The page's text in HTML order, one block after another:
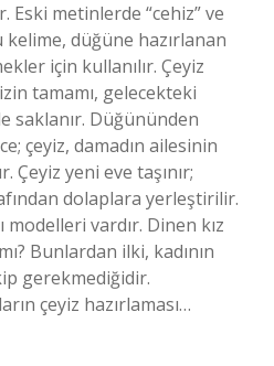
metinlerde “cehiz” ve
kelime, düğüne hazırlanan
için kullanılır. Çeyiz
tamamı, gelecekteki
saklanır. Düğününden
çeyiz, damadın ailesinin
Çeyiz yeni eve taşınır;
dolaplara yerleştirilir.
vardır. Dinen kız
Bunlardan ilki, kadının
gerekmediğidir.
çeyiz hazırlaması…